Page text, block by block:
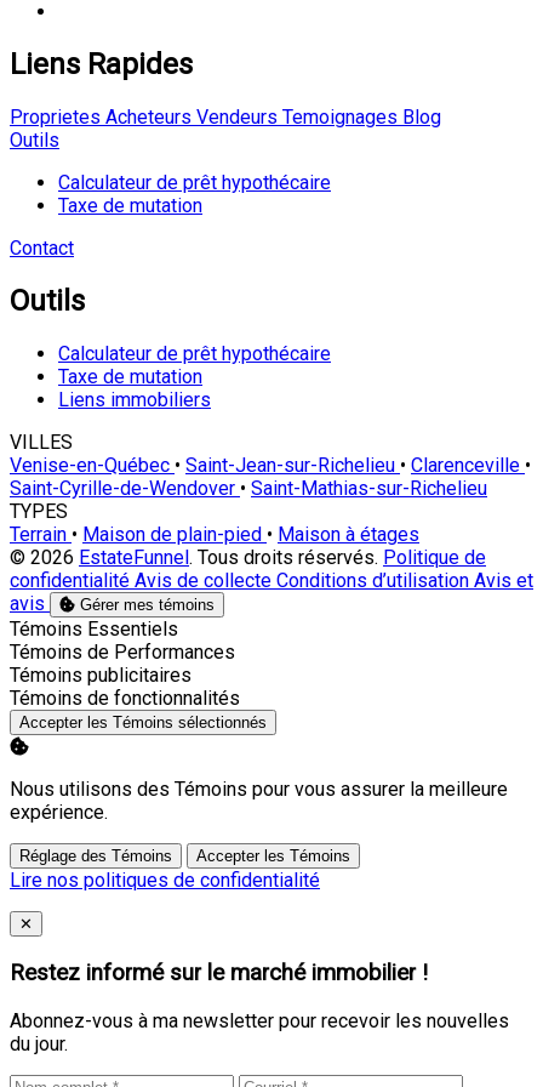
Liens Rapides
Proprietes Acheteurs Vendeurs Temoignages Blog
Outils
Calculateur de prêt hypothécaire
Taxe de mutation
Contact
Outils
Calculateur de prêt hypothécaire
Taxe de mutation
Liens immobiliers
VILLES
Venise-en-Québec • Saint-Jean-sur-Richelieu • Clarenceville •
Saint-Cyrille-de-Wendover • Saint-Mathias-sur-Richelieu
TYPES
Terrain • Maison de plain-pied • Maison à étages
© 2026 EstateFunnel. Tous droits réservés. Politique de
confidentialité Avis de collecte Conditions d’utilisation Avis et
avis
Gérer mes témoins
Activer
Témoins Essentiels
Activer
Témoins de Performances
Activer
Témoins publicitaires
Activer
Témoins de fonctionnalités
Accepter les Témoins sélectionnés
Nous utilisons des Témoins pour vous assurer la meilleure
expérience.
Réglage des Témoins Accepter les Témoins
Lire nos politiques de confidentialité
Close
✕
Restez informé sur le marché immobilier !
Abonnez-vous à ma newsletter pour recevoir les nouvelles
du jour.